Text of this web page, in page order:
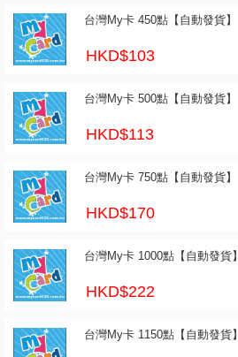
台灣My卡 450點【自動發貨】
HKD$103
台灣My卡 500點【自動發貨】
HKD$113
台灣My卡 750點【自動發貨】
HKD$170
台灣My卡 1000點【自動發貨】
HKD$222
台灣My卡 1150點【自動發貨】